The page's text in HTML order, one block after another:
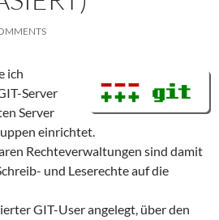
ich
Server
Server
einrichtet.
Rechteverwaltungen sind damit
und Leserechte auf die
GIT-User angelegt, über den